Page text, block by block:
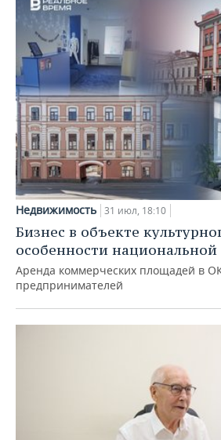
Недвижимость 31 июл, 18:10
Бизнес в объекте
особенности
Аренда коммерческих площадей в
предпринимателей